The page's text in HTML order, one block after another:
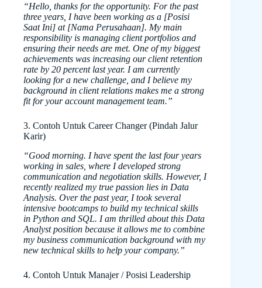
“Hello, thanks for the opportunity. For the past
three years, I have been working as a [Posisi
Saat Ini] at [Nama Perusahaan]. My main
responsibility is managing client portfolios and
ensuring their needs are met. One of my biggest
achievements was increasing our client retention
rate by 20 percent last year. I am currently
looking for a new challenge, and I believe my
background in client relations makes me a strong
fit for your account management team.”
3. Contoh Untuk Career Changer (Pindah Jalur
Karir)
“Good morning. I have spent the last four years
working in sales, where I developed strong
communication and negotiation skills. However, I
recently realized my true passion lies in Data
Analysis. Over the past year, I took several
intensive bootcamps to build my technical skills
in Python and SQL. I am thrilled about this Data
Analyst position because it allows me to combine
my business communication background with my
new technical skills to help your company.”
4. Contoh Untuk Manajer / Posisi Leadership